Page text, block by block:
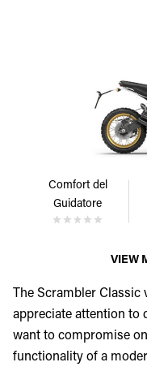
Comfort del
Guidatore
VIEW
The Scrambler
appreciate attention to
want to compromise
functionality of a